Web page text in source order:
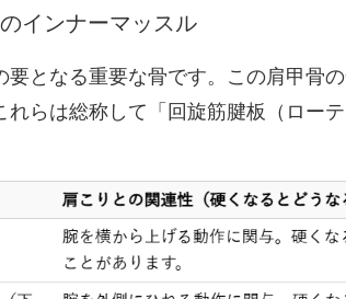
インナーマッスル
要となる重要な骨です。この肩甲骨
れらは総称して「回旋筋腱板（ロー